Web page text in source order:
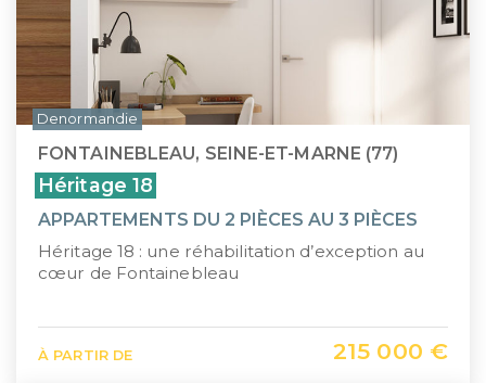
FONTAINEBLEAU, SEINE-ET-MARNE (77)
Héritage 18
APPARTEMENTS DU 2 PIÈCES AU 3 PIÈCES
Héritage 18 : une réhabilitation d’exception au
cœur de Fontainebleau
À PARTIR DE 215 000 €
Denormandie